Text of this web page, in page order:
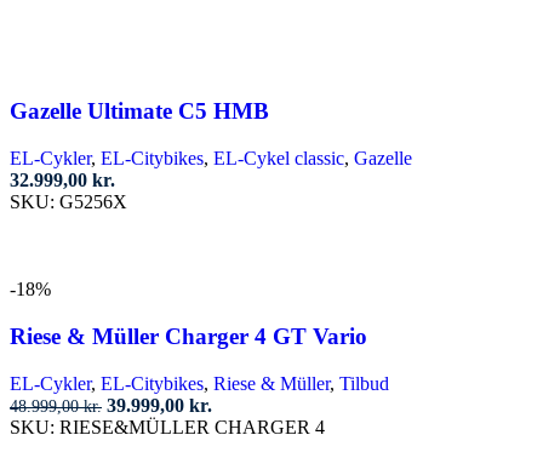
Gazelle Ultimate C5 HMB
EL-Cykler, EL-Citybikes, EL-Cykel classic, Gazelle
32.999,00 kr.
SKU: G5256X
vare
flere
Mulighederne
kan
vælges
på
-18%
Riese & Müller Charger 4 GT Vario
EL-Cykler, EL-Citybikes, Riese & Müller, Tilbud
48.999,00kr. Den
oprindelige
39.999,00 kr.
aktuelle
SKU: RIESE&MÜLLER CHARGER 4